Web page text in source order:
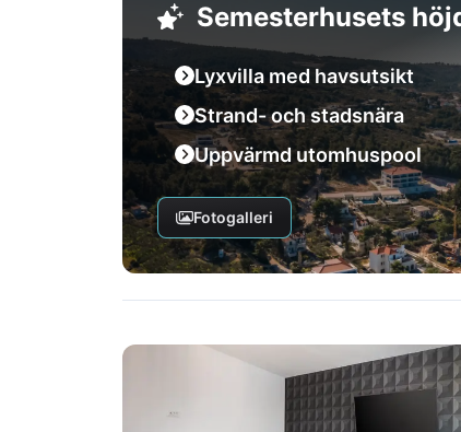
Semesterhusets
Lyxvilla med havsutsikt
Strand- och stadsnära
Uppvärmd utomhuspool
Fotogalleri